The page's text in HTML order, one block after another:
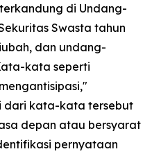
di Undang-
Swasta tahun
dan undang-
kata seperti
dari kata-kata tersebut
depan atau bersyarat
pernyataan